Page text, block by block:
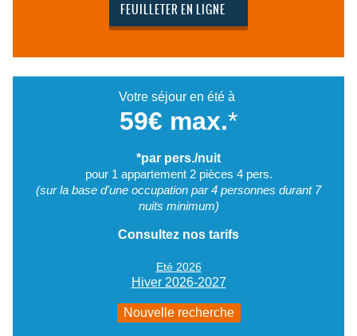
FEUILLETER EN LIGNE
Votre séjour en été à
59€ max.*
*par pers./nuit
pour 1 appartement 2 pièces 4 pers.
(sur la base d'une occupation par 4 personnes durant 7
nuits minimum)
Consultez nos tarifs
Eté 2026
Hiver 2026-2027
Nouvelle recherche